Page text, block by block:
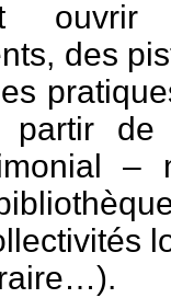
ouvrir
des
partir de
–